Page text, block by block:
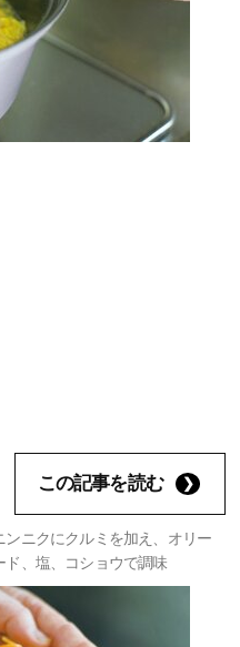
この記事を読む
ニクにクルミを加え、オリー
、塩、コショウで調味